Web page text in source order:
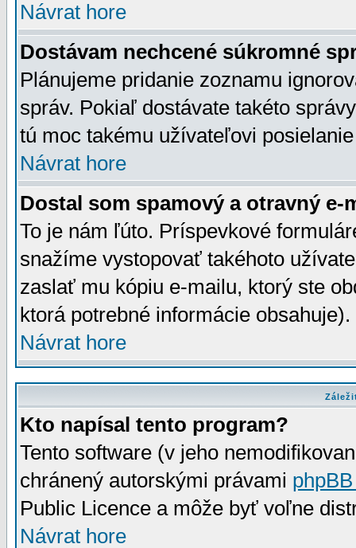
Návrat hore
Dostávam nechcené súkromné
Plánujeme pridanie zoznamu
správ. Pokiaľ dostávate takéto
tú moc takému užívateľovi
Návrat hore
Dostal som spamový a otravný e-
To je nám ľúto. Príspevkové
snažíme vystopovať takéhoto
zaslať mu kópiu e-mailu, ktorý ste
ktorá potrebné informácie
Návrat hore
Kto napísal tento program?
Tento software (v jeho
chránený autorskými právami
Public Licence a môže byť voľne
Návrat hore